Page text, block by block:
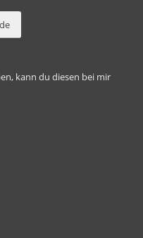
kann du diesen bei mir